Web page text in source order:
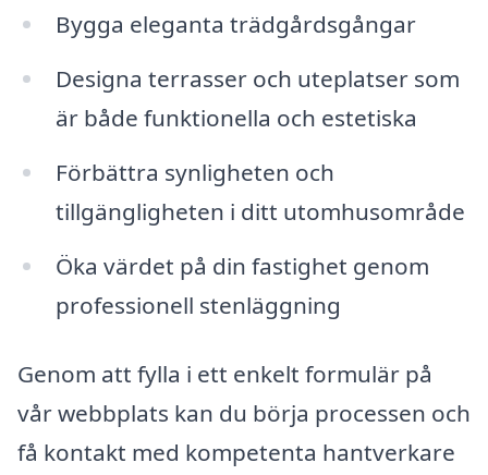
Bygga eleganta trädgårdsgångar
Designa terrasser och uteplatser som
är både funktionella och estetiska
Förbättra synligheten och
tillgängligheten i ditt utomhusområde
Öka värdet på din fastighet genom
professionell stenläggning
Genom att fylla i ett enkelt formulär på
vår webbplats kan du börja processen och
få kontakt med kompetenta hantverkare